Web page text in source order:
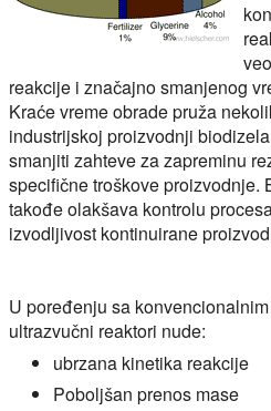
reakcije i značajno smanjenog
Kraće vreme obrade pruža
industrijskoj proizvodnji
smanjiti zahteve za zapreminu
specifične troškove proizvodnje.
takođe olakšava kontrolu
izvodljivost kontinuirane
U poređenju sa
ultrazvučni reaktori nude:
ubrzana kinetika reakcije
Poboljšan prenos mase